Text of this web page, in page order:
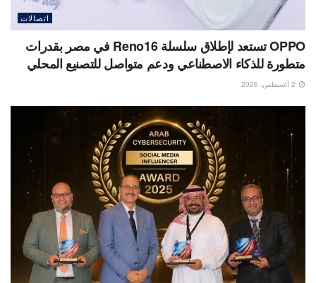
اتصالات
OPPO تستعد لإطلاق سلسلة Reno16 في مصر بقدرات
متطورة للذكاء الاصطناعي ودعم متواصل للتصنيع المحلي